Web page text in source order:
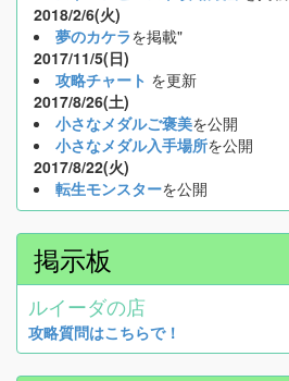
2018/2/6(火)
夢のカケラを掲載"
2017/11/5(日)
攻略チャート を更新
2017/8/26(土)
小さなメダルご褒美を公開
小さなメダル入手場所を公開
2017/8/22(火)
転生モンスターを公開
掲示板
ルイーダの店
攻略質問はこちらで！